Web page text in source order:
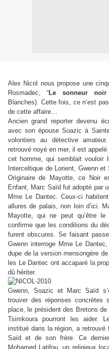
Alex Nicol nous propose une
Rosmadec,
“Le sonneur
Blanches). Cette fois, ce n’est
de cette affaire…
Ancien grand reporter devenu
avec son épouse Soazic à
volontiers au détective
retrouvé noyé en mer, il est
cet homme, qui semblait vouloir
Interceltique de Lorient, Gwenn
Originaire de Mayotte, ce Noir
Enfant, Marc Saïd fut adopté par
Mme Le Dantec. Ceux-ci
allures de palais, non loin d’ici.
Mayotte, qui ne peut qu’être le
confirme que les conditions du
furent obscures. Se faisant
Gwenn interroge Mme Le
dupe de la version mensongère
les Le Dantec ont accaparé la
dû hériter.
Gwenn, Soazic et Marc Saïd
trouver des réponses
place, le président des Bretons
Tsimkoura pourront les aider.
institué dans la région, a
Saïd et de son frère. Ce
Mohamed Latifou, un religieux